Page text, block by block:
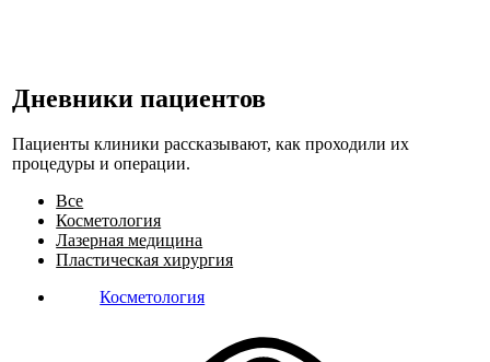
Дневники пациентов
Пациенты клиники рассказывают, как проходили их
процедуры и операции.
Все
Косметология
Лазерная медицина
Пластическая хирургия
Косметология